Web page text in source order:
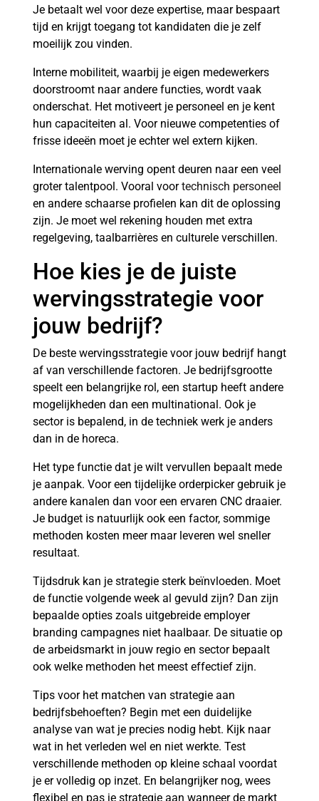
Je betaalt wel voor deze expertise, maar bespaart
tijd en krijgt toegang tot kandidaten die je zelf
moeilijk zou vinden.
Interne mobiliteit, waarbij je eigen medewerkers
doorstroomt naar andere functies, wordt vaak
onderschat. Het motiveert je personeel en je kent
hun capaciteiten al. Voor nieuwe competenties of
frisse ideeën moet je echter wel extern kijken.
Internationale werving opent deuren naar een veel
groter talentpool. Vooral voortechnisch personeel
en andere schaarse profielen kan dit de oplossing
zijn. Je moet wel rekening houden met extra
regelgeving, taalbarrières en culturele verschillen.
Hoe kies je de juiste
wervingsstrategie voor
jouw bedrijf?
De beste wervingsstrategie voor jouw bedrijf hangt
af van verschillende factoren. Je bedrijfsgrootte
speelt een belangrijke rol, een startup heeft andere
mogelijkheden dan een multinational. Ook je
sector is bepalend, in de techniek werk je anders
dan in de horeca.
Het type functie dat je wilt vervullen bepaalt mede
je aanpak. Voor een tijdelijke orderpicker gebruik je
andere kanalen dan voor een ervaren CNC draaier.
Je budget is natuurlijk ook een factor, sommige
methoden kosten meer maar leveren wel sneller
resultaat.
Tijdsdruk kan je strategie sterk beïnvloeden. Moet
de functie volgende week al gevuld zijn? Dan zijn
bepaalde opties zoals uitgebreide employer
branding campagnes niet haalbaar. De situatie op
de arbeidsmarkt in jouw regio en sector bepaalt
ook welke methoden het meest effectief zijn.
Tips voor het matchen van strategie aan
bedrijfsbehoeften? Begin met een duidelijke
analyse van wat je precies nodig hebt. Kijk naar
wat in het verleden wel en niet werkte. Test
verschillende methoden op kleine schaal voordat
je er volledig op inzet. En belangrijker nog, wees
flexibel en pas je strategie aan wanneer de markt